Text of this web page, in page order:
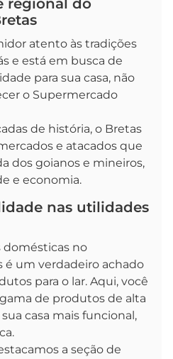
regional do
atento às tradições
e está em busca de
para sua casa, não
o Supermercado
de história, o Bretas
e atacados que
dos goianos e mineiros,
e economia.
nas utilidades
domésticas no
é um verdadeiro achado
para o lar. Aqui, você
de produtos de alta
casa mais funcional,
a seção de